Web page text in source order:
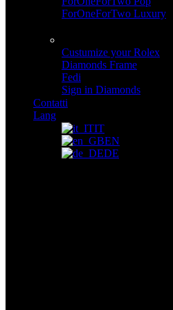
ForOneForTwo Luxury
Custumize your Rolex
Diamonds Frame
Fedi
Sign in Diamonds
Contatti
Lang
IT
EN
DE